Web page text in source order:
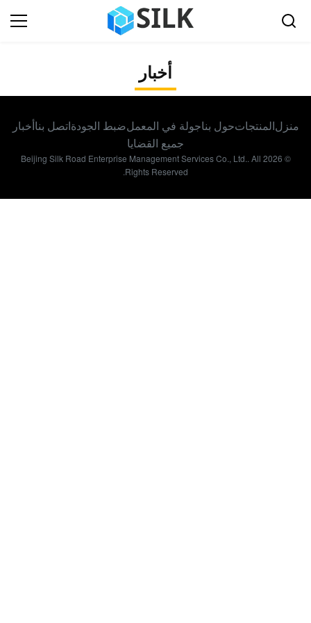
أخبار
منزلالمنتجاتحول بناجولة في المعملضبط الجودةاتصل بناأخبار
جميع القضايا
© 2026 Beijing Silk Road Enterprise Management Services Co., Ltd.. All
Rights Reserved.